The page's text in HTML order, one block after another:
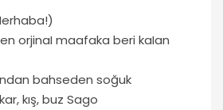
orjinaI maafaka beri kaIan
bahseden soğuk
kış, buz Sago